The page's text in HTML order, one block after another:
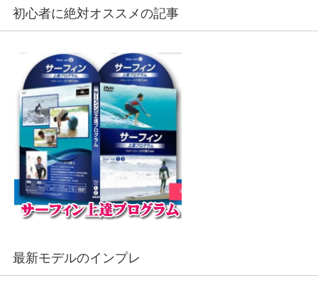
初心者に絶対オススメの記事
最新モデルのインプレ